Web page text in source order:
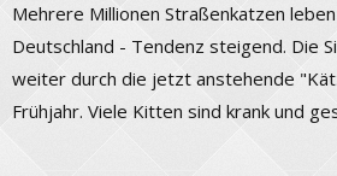
Mehrere Millionen Straßenkatzen
Deutschland - Tendenz steigend. Die
weiter durch die jetzt anstehende
Frühjahr. Viele Kitten sind krank und